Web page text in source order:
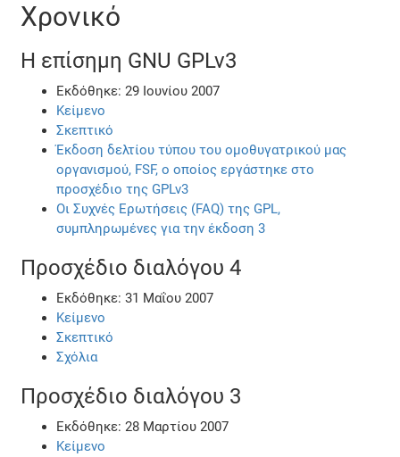
Χρονικό
Η επίσημη GNU GPLv3
Εκδόθηκε: 29 Ιουνίου 2007
Κείμενο
Σκεπτικό
Έκδοση δελτίου τύπου του ομοθυγατρικού μας
οργανισμού, FSF, ο οποίος εργάστηκε στο
προσχέδιο της GPLv3
Οι Συχνές Ερωτήσεις (FAQ) της GPL,
συμπληρωμένες για την έκδοση 3
Προσχέδιο διαλόγου 4
Εκδόθηκε: 31 Μαΐου 2007
Κείμενο
Σκεπτικό
Σχόλια
Προσχέδιο διαλόγου 3
Εκδόθηκε: 28 Μαρτίου 2007
Κείμενο